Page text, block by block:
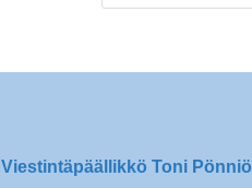
Viestintäpäällikkö Toni Pönniö